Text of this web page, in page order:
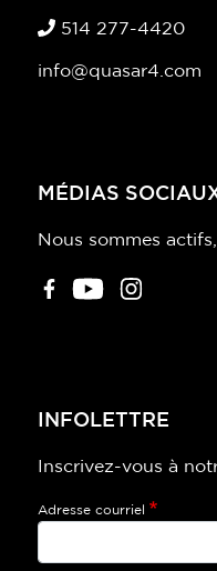
514 277-4420
info@quasar4.com
MÉDIAS
Nous sommes
INFOLETTRE
Inscrivez-vous à
Adresse courriel